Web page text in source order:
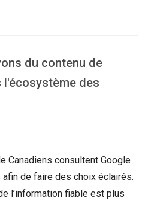
du contenu de
des
Canadiens consultent Google
de faire des choix éclairés.
l’information fiable est plus